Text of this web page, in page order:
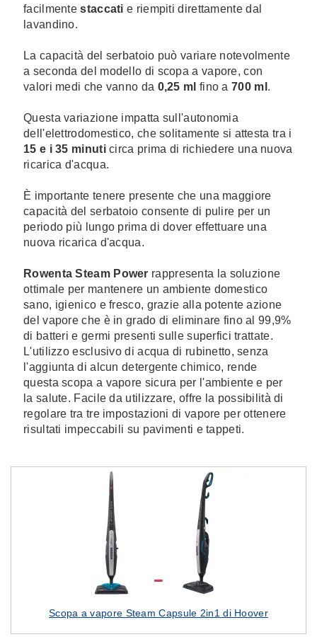
facilmentestaccati e riempiti direttamente dal
lavandino.
La capacità del serbatoio può variare notevolmente
a seconda del modello di scopa a vapore, con
valori medi che vanno da 0,25 ml fino a700 ml .
Questa variazione impatta sull'autonomia
dell'elettrodomestico, che solitamente si attesta tra i
15 e i 35 minuticirca prima di richiedere una nuova
ricarica d'acqua.
È importante tenere presente che una maggiore
capacità del serbatoio consente di pulire per un
periodo più lungo prima di dover effettuare una
nuova ricarica d'acqua.
Rowenta Steam Power rappresenta la soluzione
ottimale per mantenere un ambiente domestico
sano, igienico e fresco, grazie alla potente azione
del vapore che è in grado di eliminare fino al 99,9%
di batteri e germi presenti sulle superfici trattate.
L'utilizzo esclusivo di acqua di rubinetto, senza
l'aggiunta di alcun detergente chimico, rende
questa scopa a vapore sicura per l'ambiente e per
la salute. Facile da utilizzare, offre la possibilità di
regolare tra tre impostazioni di vapore per ottenere
risultati impeccabili su pavimenti e tappeti.
Scopa a vapore Steam Capsule 2in1 di Hoover